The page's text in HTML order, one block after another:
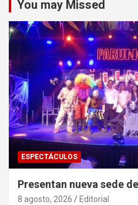
You may Missed
ESPECTÁCULOS
Presentan nueva sede
8 agosto, 2026 Editorial